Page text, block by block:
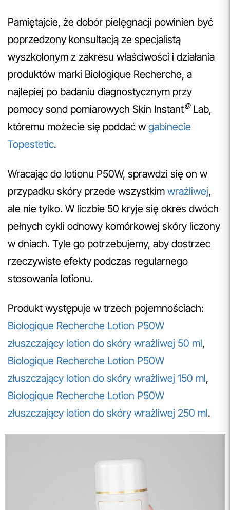
Pamiętajcie, że dobór pielęgnacji powinien być
poprzedzony konsultacją ze specjalistą
wyszkolonym z zakresu właściwości i działania
produktów marki Biologique Recherche, a
najlepiej po badaniu diagnostycznym przy
pomocy sond pomiarowych Skin Instant©Lab,
któremu możecie się poddać w gabinecie
Topestetic.
Wracając do lotionu P50W, sprawdzi się on w
przypadku skóry przede wszystkim wrażliwej,
ale nie tylko. W liczbie 50 kryje się okres dwóch
pełnych cykli odnowy komórkowej skóry liczony
w dniach. Tyle go potrzebujemy, aby dostrzec
rzeczywiste efekty podczas regularnego
stosowania lotionu.
Produkt występuje w trzech pojemnościach:
Biologique Recherche Lotion P50W
złuszczający lotion do skóry wrażliwej 50 ml,
Biologique Recherche Lotion P50W
złuszczający lotion do skóry wrażliwej 150 ml,
Biologique Recherche Lotion P50W
złuszczający lotion do skóry wrażliwej 250 ml.